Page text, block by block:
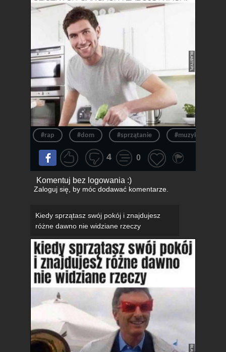
#rap #dom #sprzątanie #muzyka
4 0
Komentuj bez logowania :)
Zaloguj się, by móc dodawać komentarze.
Kiedy sprzątasz swój pokój i znajdujesz
różne dawno nie widziane rzeczy